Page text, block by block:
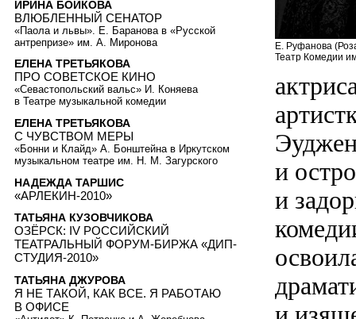
Е. Руфанова
Театр Комедии
и
и
ИРИНА БОЙКОВА
ВЛЮБЛЕННЫЙ СЕНАТОР
«Паола и львы». Е. Баранова в «Русской
антрепризе» им. А. Миронова
ЕЛЕНА ТРЕТЬЯКОВА
ПРО СОВЕТСКОЕ КИНО
«Севастопольский вальс» И. Коняева
в Театре музыкальной комедии
ЕЛЕНА ТРЕТЬЯКОВА
С ЧУВСТВОМ МЕРЫ
«Бонни и Клайд» А. Бонштейна в Иркутском
музыкальном театре им. Н. М. Загурского
НАДЕЖДА ТАРШИС
«АРЛЕКИН-2010»
ТАТЬЯНА КУЗОВЧИКОВА
ОЗЁРСК: IV РОССИЙСКИЙ
ТЕАТРАЛЬНЫЙ ФОРУМ-БИРЖА «ДИП-
СТУДИЯ-2010»
ТАТЬЯНА ДЖУРОВА
Я НЕ ТАКОЙ, КАК ВСЕ. Я РАБОТАЮ
В ОФИСЕ